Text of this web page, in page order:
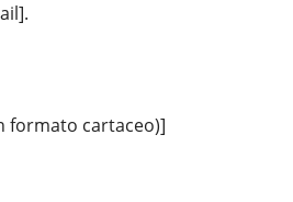
formato cartaceo)]